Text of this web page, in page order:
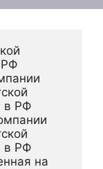
РФ
в РФ
в РФ
на